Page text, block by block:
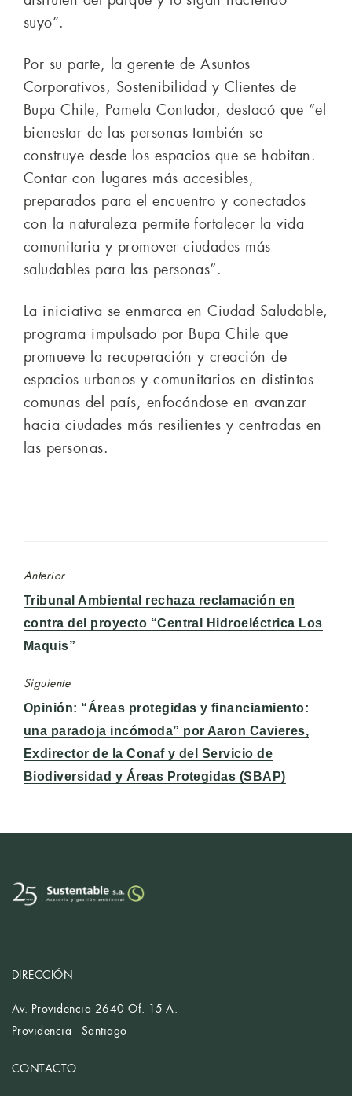
suyo”.
Por su parte, la gerente de Asuntos
Corporativos, Sostenibilidad y Clientes de
Bupa Chile, Pamela Contador, destacó que “el
bienestar de las personas también se
construye desde los espacios que se habitan.
Contar con lugares más accesibles,
preparados para el encuentro y conectados
con la naturaleza permite fortalecer la vida
comunitaria y promover ciudades más
saludables para las personas”.
La iniciativa se enmarca en Ciudad Saludable,
programa impulsado por Bupa Chile que
promueve la recuperación y creación de
espacios urbanos y comunitarios en distintas
comunas del país, enfocándose en avanzar
hacia ciudades más resilientes y centradas en
las personas.
Anterior
Entrada
anterior:
Tribunal Ambiental rechaza reclamación en
contra del proyecto “Central Hidroeléctrica Los
Maquis”
Siguiente
Entrada
siguiente:
Opinión: “Áreas protegidas y financiamiento:
una paradoja incómoda” por Aaron Cavieres,
Exdirector de la Conaf y del Servicio de
Biodiversidad y Áreas Protegidas (SBAP)
DIRECCIÓN
Av. Providencia 2640 Of. 15-A.
Providencia - Santiago
CONTACTO